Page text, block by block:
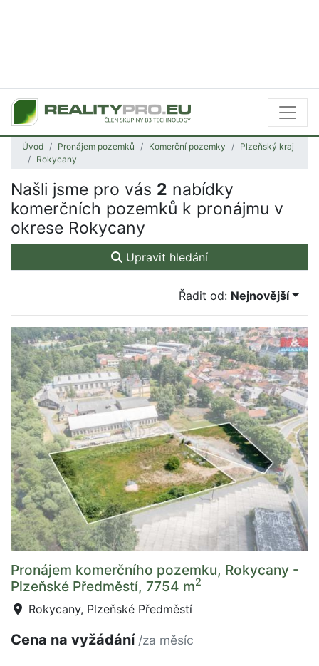
Úvod Pronájem pozemků Komerční pozemky
Plzeňský kraj
Rokycany
Našli jsme pro vás 2 nabídky
komerčních pozemků k pronájmu v
okrese Rokycany
Upravit hledání
Řadit od: Nejnovější
Pronájem komerčního pozemku, Rokycany -
Plzeňské Předměstí, 7754 m2
Rokycany, Plzeňské Předměstí
Cena na vyžádání /za měsíc